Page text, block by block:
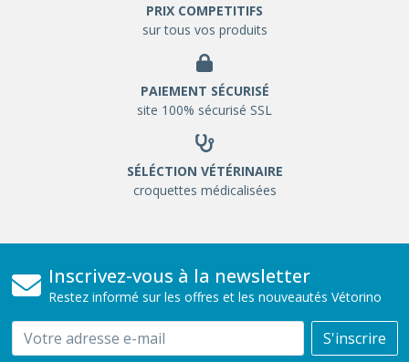
PRIX COMPETITIFS
sur tous vos produits
PAIEMENT SÉCURISÉ
site 100% sécurisé SSL
SÉLÉCTION VÉTÉRINAIRE
croquettes médicalisées
Inscrivez-vous à la newsletter
Restez informé sur les offres et les nouveautés Vétorino
Email S'inscrire